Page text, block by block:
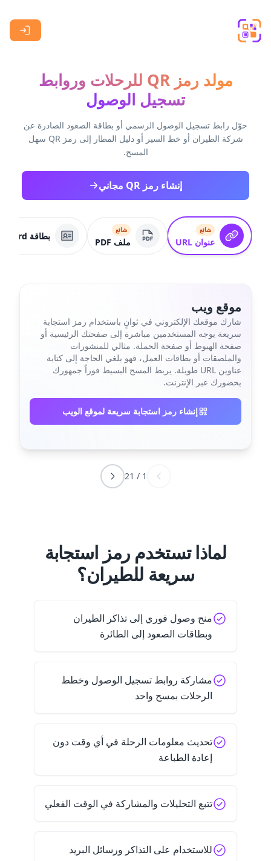
مولد رمز QR للرحلات وروابط
تسجيل الوصول
حوّل رابط تسجيل الوصول الرسمي أو بطاقة الصعود الصادرة عن
شركة الطيران أو خط السير أو دليل المطار إلى رمز QR سهل
المسح.
إنشاء رمز QR مجاني
شائع
عنوان URL
شائع
ملف PDF
بطاقة VCard
موقع ويب
شارك موقعك الإلكتروني في ثوانٍ باستخدام رمز استجابة
سريعة يوجه المستخدمين مباشرة إلى صفحتك الرئيسية أو
صفحة الهبوط أو صفحة الحملة. مثالي للمنشورات
والملصقات أو بطاقات العمل، فهو يلغي الحاجة إلى كتابة
عناوين URL طويلة. يربط المسح البسيط فوراً جمهورك
بحضورك عبر الإنترنت.
إنشاء رمز استجابة سريعة لموقع الويب
1
/
21
لماذا تستخدم رمز استجابة
سريعة للطيران؟
منح وصول فوري إلى تذاكر الطيران
وبطاقات الصعود إلى الطائرة
مشاركة روابط تسجيل الوصول وخطط
الرحلات بمسح واحد
تحديث معلومات الرحلة في أي وقت دون
إعادة الطباعة
تتبع التحليلات والمشاركة في الوقت الفعلي
للاستخدام على التذاكر ورسائل البريد